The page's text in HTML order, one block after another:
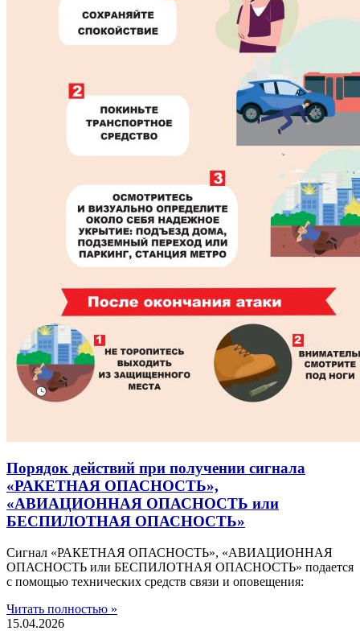
Порядок действий при получении сигнала
«РАКЕТНАЯ ОПАСНОСТЬ»,
«АВИАЦИОННАЯ ОПАСНОСТЬ или
БЕСПИЛОТНАЯ ОПАСНОСТЬ»
Сигнал «РАКЕТНАЯ ОПАСНОСТЬ», «АВИАЦИОННАЯ
ОПАСНОСТЬ или БЕСПИЛОТНАЯ ОПАСНОСТЬ» подается
с помощью технических средств связи и оповещения:
Читать полностью »
15.04.2026